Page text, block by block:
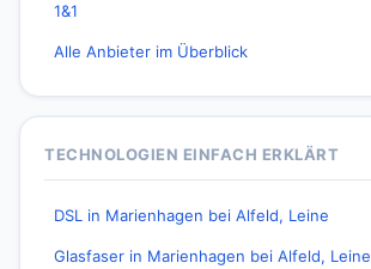
1&1
Alle Anbieter im Überblick
TECHNOLOGIEN EINFACH ERKLÄRT
DSL in Marienhagen bei Alfeld, Leine
Glasfaser in Marienhagen bei Alfeld, Leine